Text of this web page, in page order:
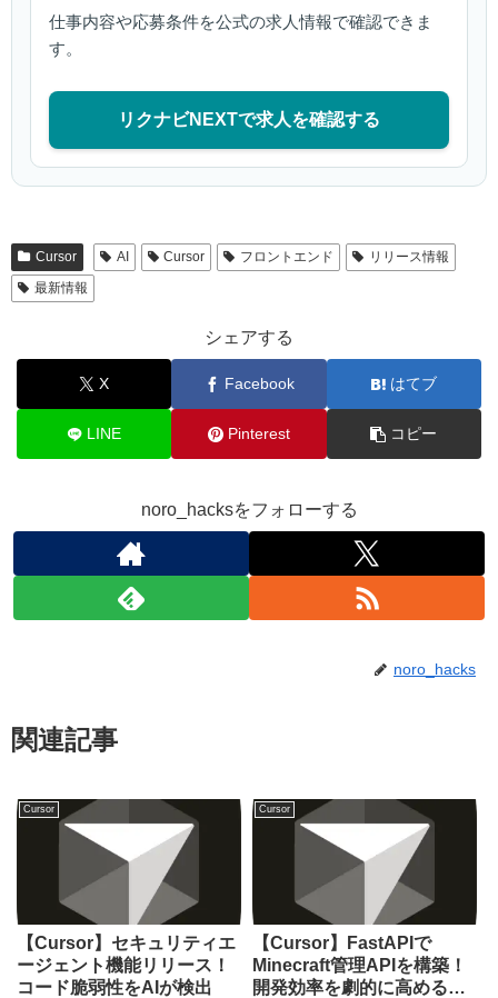
仕事内容や応募条件を公式の求人情報で確認できま
す。
リクナビNEXTで求人を確認する
Cursor AI Cursor フロントエンド
リリース情報
最新情報
シェアする
X Facebook はてブ
LINE Pinterest コピー
noro_hacksをフォローする
noro_hacks
関連記事
Cursor
【Cursor】セキュリティエ
ージェント機能リリース！
コード脆弱性をAIが検出
Cursor
【Cursor】FastAPIで
Minecraft管理APIを構築！
開発効率を劇的に高める秘